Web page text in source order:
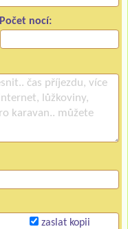
Počet nocí:
zaslat kopii